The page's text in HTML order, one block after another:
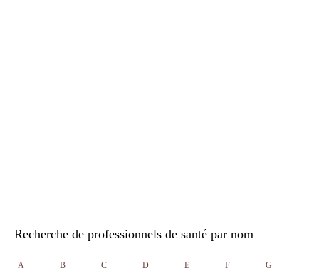
Recherche de professionnels de santé par nom
A B C D E F G